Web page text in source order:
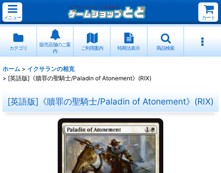
メニュー カート
カテゴリ
販売店舗のご案
内
ご利用案内 特商法表示 商品検索
ホーム > イクサランの相克
> [英語版]《贖罪の聖騎士/Paladin of Atonement》(RIX)
[英語版]《贖罪の聖騎士/Paladin of Atonement》(RIX)